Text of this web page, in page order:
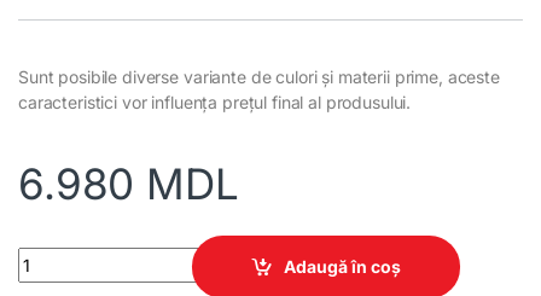
Sunt posibile diverse variante de culori și materii prime, aceste
caracteristici vor influența prețul final al produsului.
6.980 MDL
Canapea N-5 ZB1 1560x980 quantity
Adaugă în coș